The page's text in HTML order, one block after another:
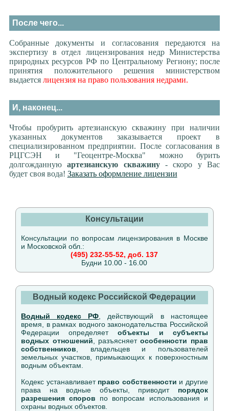
После чего...
Собранные документы и согласования передаются на
экспертизу в отдел лицензирования недр Министерства
природных ресурсов РФ по Центральному Региону; после
принятия положительного решения министерством
выдается лицензия на право пользования недрами.
И, наконец...
Чтобы пробурить артезианскую скважину при наличии
указанных документов заказывается проект в
специализированном предприятии. После согласования в
РЦГСЭН и "Геоцентре-Москва" можно бурить
долгожданнуюартезианскую скважину- скоро у Вас
будет своя вода! Заказать оформление лицензии
Консультации
Консультации по вопросам лицензирования в Москве
и Московской обл.:
(495) 232-55-52, доб. 137
Будни 10.00 - 16.00
Водный кодекс Российской Федерации
Водный кодекс РФ , действующий в настоящее
время, в рамках водного законодательства Российской
Федерации определяетобъекты и субъекты
водных отношений , разъясняетособенности прав
собственников , владельцев и пользователей
земельных участков, примыкающих к поверхностным
водным объектам.
Кодекс устанавливает право собственности и другие
права на водные объекты, приводит порядок
разрешения споров по вопросам использования и
охраны водных объектов.